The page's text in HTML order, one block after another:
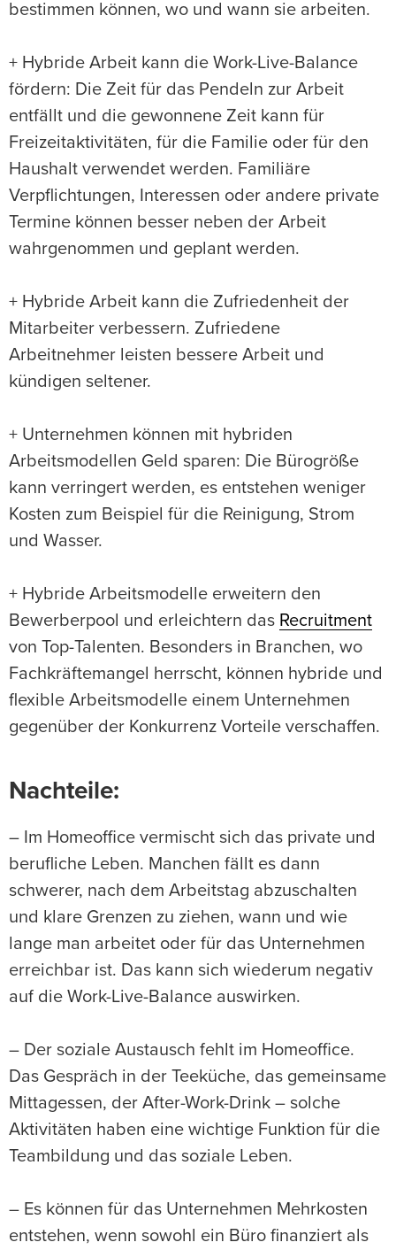
bestimmen können, wo und wann sie arbeiten.
+ Hybride Arbeit kann die Work-Live-Balance
fördern: Die Zeit für das Pendeln zur Arbeit
entfällt und die gewonnene Zeit kann für
Freizeitaktivitäten, für die Familie oder für den
Haushalt verwendet werden. Familiäre
Verpflichtungen, Interessen oder andere private
Termine können besser neben der Arbeit
wahrgenommen und geplant werden.
+ Hybride Arbeit kann die Zufriedenheit der
Mitarbeiter verbessern. Zufriedene
Arbeitnehmer leisten bessere Arbeit und
kündigen seltener.
+ Unternehmen können mit hybriden
Arbeitsmodellen Geld sparen: Die Bürogröße
kann verringert werden, es entstehen weniger
Kosten zum Beispiel für die Reinigung, Strom
und Wasser.
+ Hybride Arbeitsmodelle erweitern den
Bewerberpool und erleichtern das Recruitment
von Top-Talenten. Besonders in Branchen, wo
Fachkräftemangel herrscht, können hybride und
flexible Arbeitsmodelle einem Unternehmen
gegenüber der Konkurrenz Vorteile verschaffen.
Nachteile:
– Im Homeoffice vermischt sich das private und
berufliche Leben. Manchen fällt es dann
schwerer, nach dem Arbeitstag abzuschalten
und klare Grenzen zu ziehen, wann und wie
lange man arbeitet oder für das Unternehmen
erreichbar ist. Das kann sich wiederum negativ
auf die Work-Live-Balance auswirken.
– Der soziale Austausch fehlt im Homeoffice.
Das Gespräch in der Teeküche, das gemeinsame
Mittagessen, der After-Work-Drink – solche
Aktivitäten haben eine wichtige Funktion für die
Teambildung und das soziale Leben.
– Es können für das Unternehmen Mehrkosten
entstehen, wenn sowohl ein Büro finanziert als